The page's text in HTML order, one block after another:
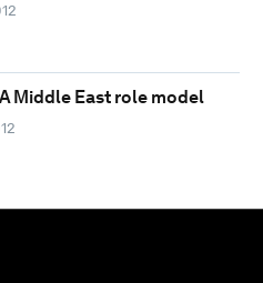
Middle East role model